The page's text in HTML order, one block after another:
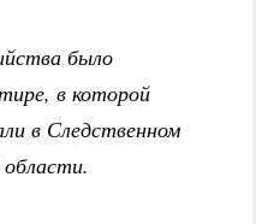
было
в которой
в Следственном